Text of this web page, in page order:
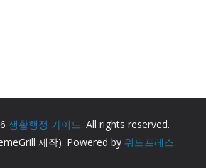
생활행정 가이드. All rights reserved.
제작). Powered by 워드프레스.